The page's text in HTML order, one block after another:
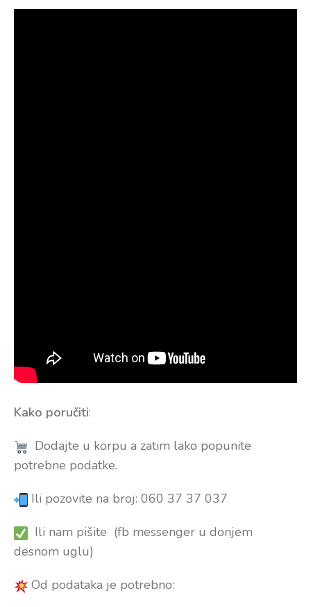
Kako poručiti:
Dodajte u korpu a zatim lako popunite
potrebne podatke.
Ili pozovite na broj: 060 37 37 037
Ili nam pišite (fb messenger u donjem
desnom uglu)
Od podataka je potrebno: